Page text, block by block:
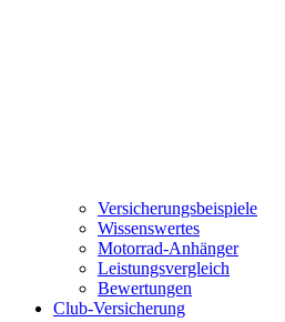
Versicherungsbeispiele
Wissenswertes
Motorrad-Anhänger
Leistungsvergleich
Bewertungen
Club-Versicherung